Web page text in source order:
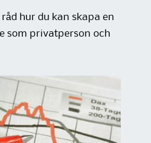
hur du kan skapa en
som privatperson och